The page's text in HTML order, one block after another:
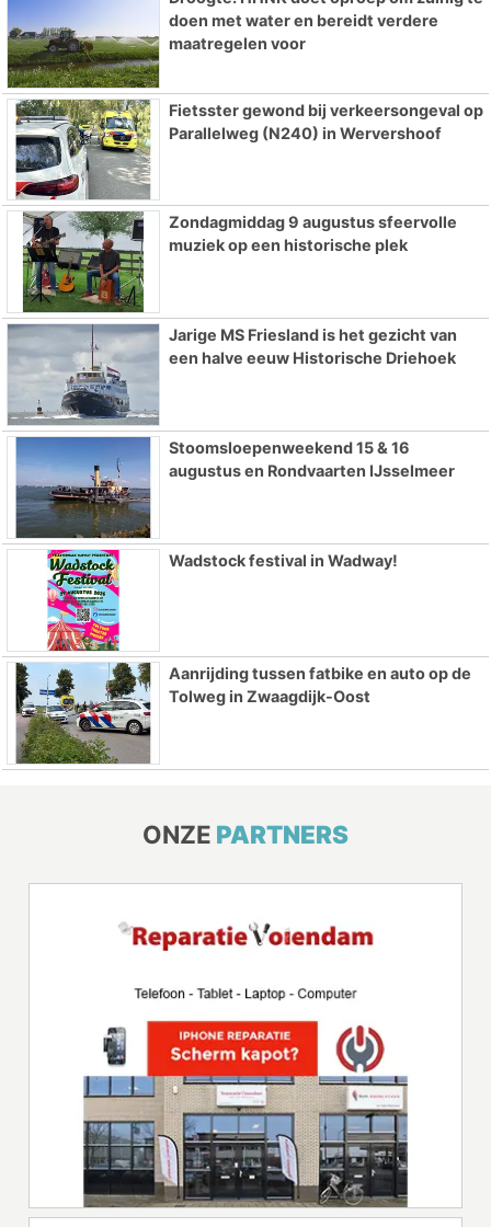
doen met water en bereidt verdere
maatregelen voor
Fietsster gewond bij verkeersongeval op
Parallelweg (N240) in Wervershoof
Zondagmiddag 9 augustus sfeervolle
muziek op een historische plek
Jarige MS Friesland is het gezicht van
een halve eeuw Historische Driehoek
Stoomsloepenweekend 15 & 16
augustus en Rondvaarten IJsselmeer
Wadstock festival in Wadway!
Aanrijding tussen fatbike en auto op de
Tolweg in Zwaagdijk-Oost
ONZE PARTNERS